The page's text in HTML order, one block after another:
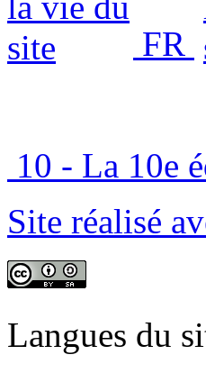
FR
10 - La 10e
Site réalisé
Langues du